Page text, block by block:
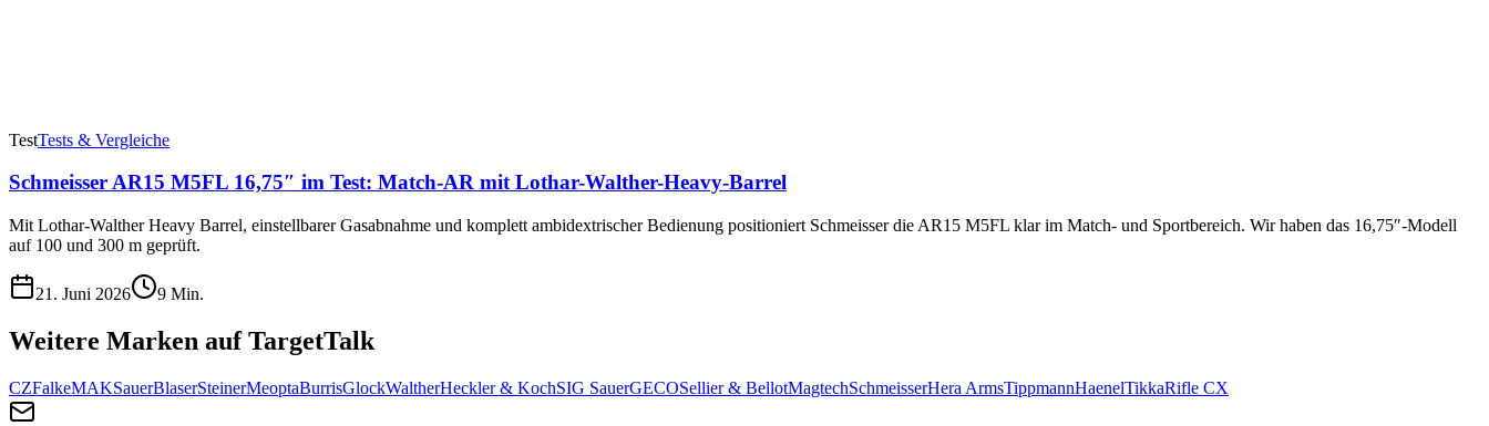
TestTests & Vergleiche
Schmeisser AR15 M5FL 16,75″ im Test: Match-AR mit Lothar-Walther-Heavy-Barrel
Mit Lothar-Walther Heavy Barrel, einstellbarer Gasabnahme und komplett ambidextrischer Bedienung positioniert Schmeisser die AR15 M5FL klar im Match- und Sportbereich. Wir haben das 16,75″-Modell
auf 100 und 300 m geprüft.
21. Juni 2026 9 Min.
Weitere Marken auf TargetTalk
CZFalkeMAKSauerBlaserSteinerMeoptaBurrisGlockWaltherHeckler & KochSIG SauerGECOSellier & BellotMagtechSchmeisserHera ArmsTippmannHaenelTikkaRifle CX